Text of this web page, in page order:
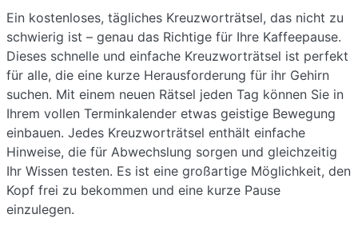
Ein kostenloses, tägliches Kreuzworträtsel, das nicht zu
schwierig ist – genau das Richtige für Ihre Kaffeepause.
Dieses schnelle und einfache Kreuzworträtsel ist perfekt
für alle, die eine kurze Herausforderung für ihr Gehirn
suchen. Mit einem neuen Rätsel jeden Tag können Sie in
Ihrem vollen Terminkalender etwas geistige Bewegung
einbauen. Jedes Kreuzworträtsel enthält einfache
Hinweise, die für Abwechslung sorgen und gleichzeitig
Ihr Wissen testen. Es ist eine großartige Möglichkeit, den
Kopf frei zu bekommen und eine kurze Pause
einzulegen.